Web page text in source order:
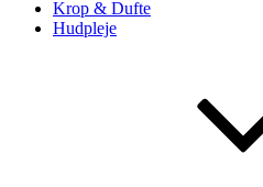
Krop & Dufte
Hudpleje